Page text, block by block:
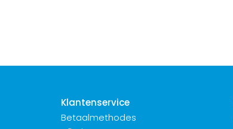
Klantenservice
Betaalmethodes